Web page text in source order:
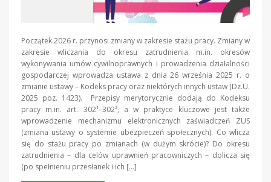
Początek 2026 r. przynosi zmiany w zakresie stażu pracy. Zmiany w
zakresie wliczania do okresu zatrudnienia m.in. okresów
wykonywania umów cywilnoprawnych i prowadzenia działalności
gospodarczej wprowadza ustawa z dnia 26 września 2025 r. o
zmianie ustawy – Kodeks pracy oraz niektórych innych ustaw (Dz.U.
2025 poz. 1423). Przepisy merytorycznie dodają do Kodeksu
pracy m.in. art. 302¹–302², a w praktyce kluczowe jest także
wprowadzenie mechanizmu elektronicznych zaświadczeń ZUS
(zmiana ustawy o systemie ubezpieczeń społecznych). Co wlicza
się do stażu pracy po zmianach (w dużym skrócie)? Do okresu
zatrudnienia – dla celów uprawnień pracowniczych – dolicza się
(po spełnieniu przesłanek i ich […]